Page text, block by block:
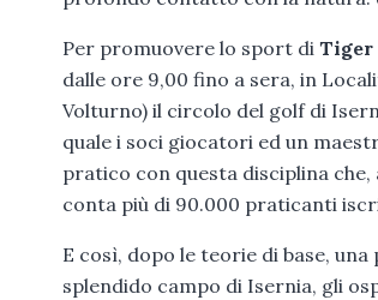
Per promuovere lo sport di Tiger
dalle ore 9,00 fino a sera, in
Volturno) il circolo del golf di
quale i soci giocatori ed un
pratico con questa disciplina
conta più di 90.000 praticanti
E così, dopo le teorie di base,
splendido campo di Isernia, gli